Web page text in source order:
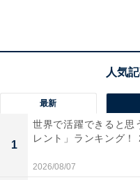
芯があって好き（20歳
格がかわいらしいとい
て尊敬できるなどの意
最新
1
世界で活躍できると思
レント」ランキング！
2026/08/07